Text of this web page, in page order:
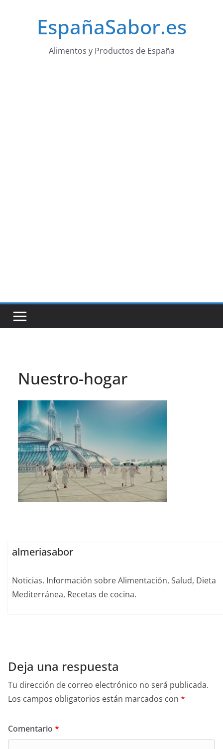
EspañaSabor.es
Alimentos y Productos de España
Nuestro-hogar
almeriasabor
Noticias. Información sobre Alimentación, Salud, Dieta
Mediterránea, Recetas de cocina.
Deja una respuesta
Tu dirección de correo electrónico no será publicada.
Los campos obligatorios están marcados con *
Comentario *